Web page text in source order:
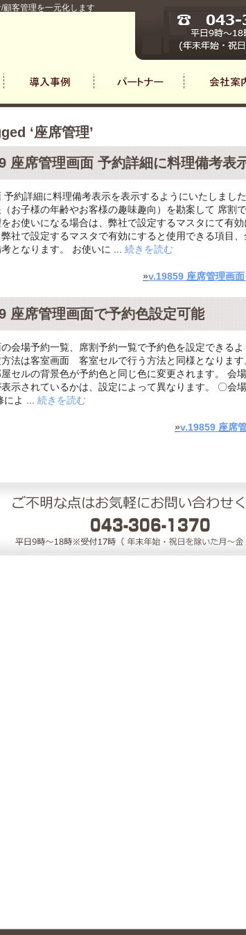
顧客管理を一元化します
‘座席管理’
座席管理画面 予約詳細に料理備考表
予約詳細に料理備考表示を表示するようにいたしまし
お子様の年齢やお客様の趣味趣向）を勘案して 席割
お使いになる場合は、弊社で設定するマスタにて有効
社で設定するマスタで有効にすると使用できる項目
となります。 お使いに ... 続きを読む
»v.19859 座席管理画
座席管理画面で予約色設定可能
会場予約一覧、席割予約一覧で予約色を設定できるよ
法は客室画面 客室セルで行う方法と同様となりま
セルの背景色が予約色と同じ色に変更されます。 会
示されているかは、設定によって異なります。 〇会
によ ... 続きを読む
»v.19859 座席